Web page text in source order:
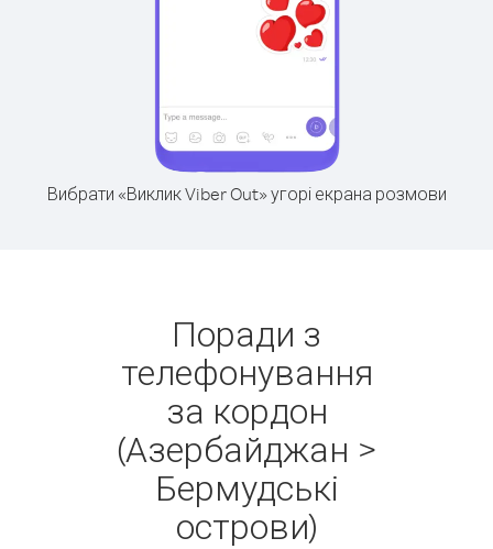
Вибрати «Виклик Viber Out» угорі екрана розмови
Поради з
телефонування
за кордон
(Азербайджан >
Бермудські
острови)